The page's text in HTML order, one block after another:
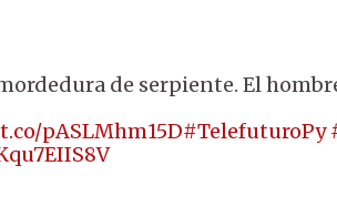
de serpiente. El
pASLMhm15D#TelefuturoPy